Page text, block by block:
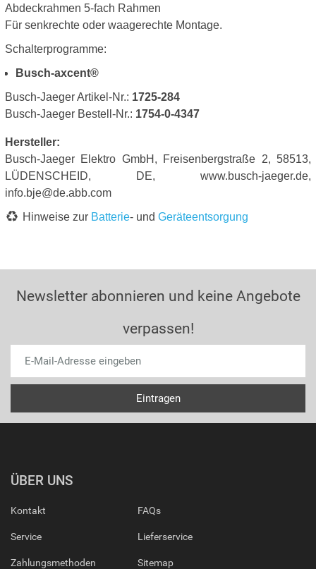
Abdeckrahmen 5-fach Rahmen
Für senkrechte oder waagerechte Montage.
Schalterprogramme:
Busch-axcent®
Busch-Jaeger Artikel-Nr.: 1725-284
Busch-Jaeger Bestell-Nr.: 1754-0-4347
Hersteller:
Busch-Jaeger Elektro GmbH, Freisenbergstraße 2, 58513,
LÜDENSCHEID, DE, www.busch-jaeger.de,
info.bje@de.abb.com
Hinweise zur Batterie- und Geräteentsorgung
Newsletter abonnieren und keine Angebote
verpassen!
ÜBER UNS
Kontakt
Service
Zahlungsmethoden
FAQs
Lieferservice
Sitemap